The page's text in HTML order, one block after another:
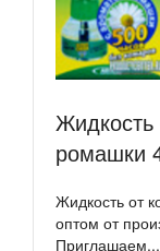
ромашки
Жидкость от
оптом от
Приглашаем...